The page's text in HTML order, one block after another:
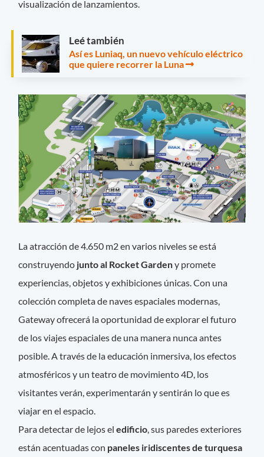
visualización de lanzamientos.
Leé también
Así es Luniaq, un nuevo vehículo eléctrico
que quiere recorrer la Luna
La atracción de 4.650 m2 en varios niveles se está
construyendo junto al Rocket Gardeny promete
experiencias, objetos y exhibiciones únicas. Con una
colección completa de naves espaciales modernas,
Gateway ofrecerá la oportunidad de explorar el futuro
de los viajes espaciales de una manera nunca antes
posible. A través de la educación inmersiva, los efectos
atmosféricos y un teatro de movimiento 4D, los
visitantes verán, experimentarán y sentirán lo que es
viajar en el espacio.
Para detectar de lejos eledificio, sus paredes exteriores
están acentuadas con paneles iridiscentes de turquesa